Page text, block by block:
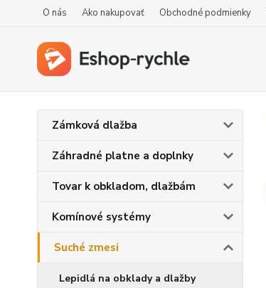
O nás Ako nakupovať Obchodné podmienky
Zámková dlažba
Záhradné platne a doplnky
Tovar k obkladom, dlažbám
Komínové systémy
Suché zmesi
Lepidlá na obklady a dlažby